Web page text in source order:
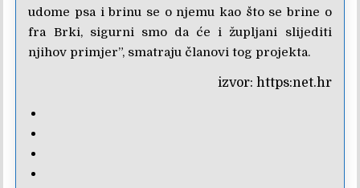
udome psa i brinu se o njemu kao što se brine o
fra Brki, sigurni smo da će i župljani slijediti
njihov primjer”, smatraju članovi tog projekta.
izvor: https:net.hr